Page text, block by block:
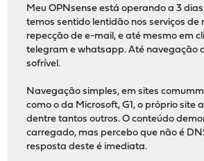
Meu OPNsense está operando a 3
temos sentido lentidão nos serviços de
repecção de e-mail, e até mesmo em
telegram e whatsapp. Até navegação
sofrível.
Navegação simples, em sites
como o da Microsoft, G1, o próprio site
dentre tantos outros. O conteúdo
carregado, mas percebo que não é
resposta deste é imediata.